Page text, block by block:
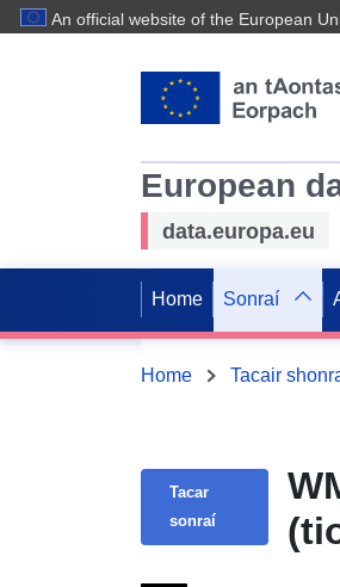
An official website of the European
European
data.europa.eu
Home Sonraí
Home Tacair
Tacar
sonraí